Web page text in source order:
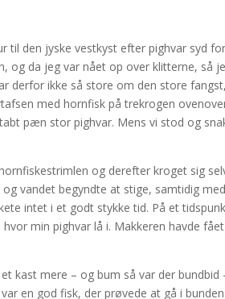
til den jyske vestkyst efter pighvar syd
og da jeg var nået op over klitterne, så
derfor ikke så store om den store
med hornfisk på trekrogen
pæn stor pighvar. Mens vi stod og
og derefter kroget sig
vandet begyndte at stige, samtidig
intet i et godt stykke tid. På et
min pighvar lå i. Makkeren havde
kast mere – og bum så var der bundbid
en god fisk, der prøvede at gå i